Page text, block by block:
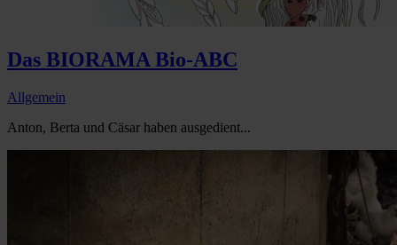
Das BIORAMA Bio-ABC
Allgemein
Anton, Berta und Cäsar haben ausgedient...